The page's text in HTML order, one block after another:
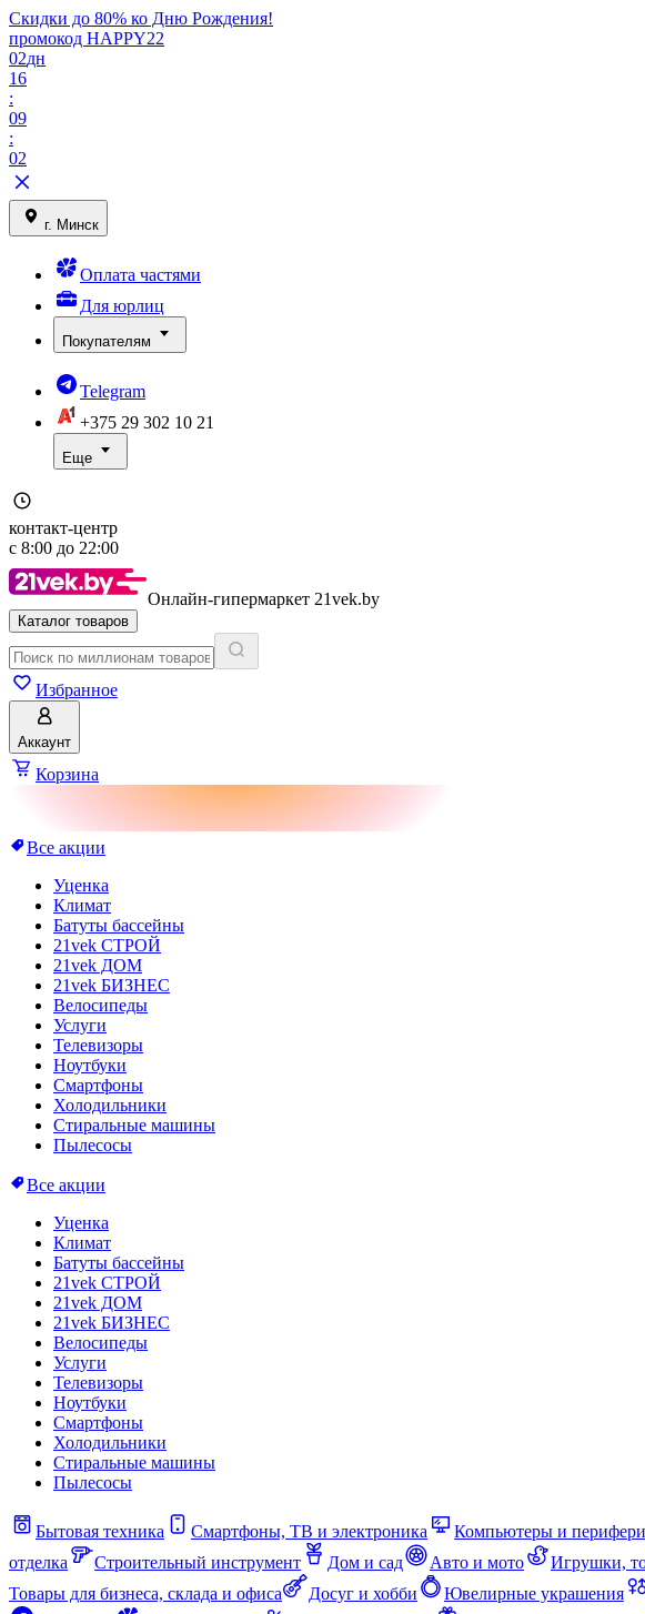
Скидки до 80% ко Дню Рождения!
промокод HAPPY22
02дн
16
:
09
:
02
г. Минск
Оплата частями
Для юрлиц
Покупателям
Telegram
+375 29 302 10 21
Еще
контакт-центр
с 8:00 до 22:00
Онлайн-гипермаркет 21vek.by
Каталог товаров
Избранное
Аккаунт
Корзина
Все акции
Уценка
Климат
Батуты бассейны
21vek СТРОЙ
21vek ДОМ
21vek БИЗНЕС
Велосипеды
Услуги
Телевизоры
Ноутбуки
Смартфоны
Холодильники
Стиральные машины
Пылесосы
Все акции
Уценка
Климат
Батуты бассейны
21vek СТРОЙ
21vek ДОМ
21vek БИЗНЕС
Велосипеды
Услуги
Телевизоры
Ноутбуки
Смартфоны
Холодильники
Стиральные машины
Пылесосы
Бытовая техника Смартфоны, ТВ и электроника Компьютеры и
отделка
Строительный инструмент Дом и сад Авто и мото Игрушки,
Товары для бизнеса, склада и офиса
Досуг и хобби Ювелирные украшения